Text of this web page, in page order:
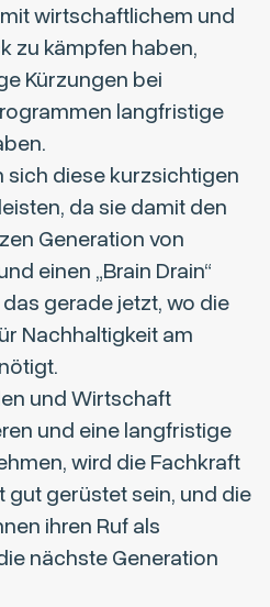
wirtschaftlichem und
zu kämpfen haben,
Kürzungen bei
langfristige
sich diese kurzsichtigen
da sie damit den
Generation von
einen „Brain Drain“
gerade jetzt, wo die
Nachhaltigkeit am
und Wirtschaft
und eine langfristige
wird die Fachkraft
gut gerüstet sein, und die
ihren Ruf als
nächste Generation